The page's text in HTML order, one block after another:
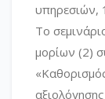
υπηρεσιών,
Το
μορίων (2)